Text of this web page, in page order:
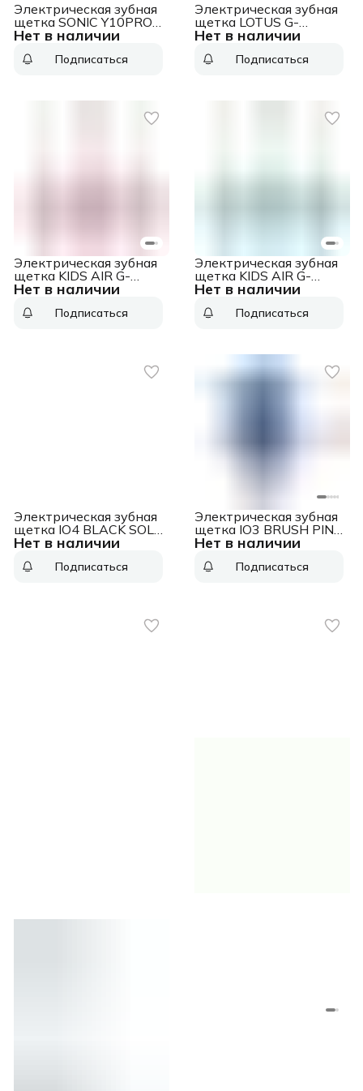
Нет в наличии
Электрическая зубная
щетка SONIC Y10PRO
80130013 USMILE
Подписаться
Нет в наличии
Электрическая зубная
щетка LOTUS G-
HL10MNT MINT
Подписаться
Нет в наличии
Электрическая зубная
щетка KIDS AIR G-
HL09PNK PINK
Подписаться
Нет в наличии
Электрическая зубная
щетка KIDS AIR G-
HL09LBLU BLUE
Подписаться
Нет в наличии
Электрическая зубная
щетка IO4 BLACK SOLO
ORAL-B
Подписаться
Нет в наличии
Электрическая зубная
щетка IO3 BRUSH PINK
ORAL-B
Подписаться